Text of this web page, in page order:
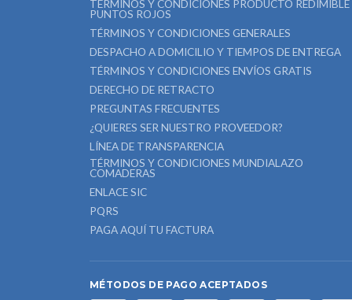
TÉRMINOS Y CONDICIONES PRODUCTO REDIMIBLE
PUNTOS ROJOS
TÉRMINOS Y CONDICIONES GENERALES
DESPACHO A DOMICILIO Y TIEMPOS DE ENTREGA
TÉRMINOS Y CONDICIONES ENVÍOS GRATIS
DERECHO DE RETRACTO
PREGUNTAS FRECUENTES
¿QUIERES SER NUESTRO PROVEEDOR?
LÍNEA DE TRANSPARENCIA
TÉRMINOS Y CONDICIONES MUNDIALAZO
COMADERAS
ENLACE SIC
PQRS
PAGA AQUÍ TU FACTURA
MÉTODOS DE PAGO ACEPTADOS